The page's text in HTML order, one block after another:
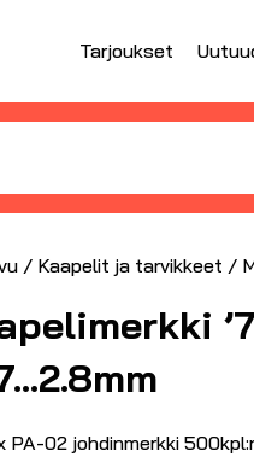
Tarjoukset
/ Kaapelit ja tarvikkeet /
PA-02 johdinmerkki